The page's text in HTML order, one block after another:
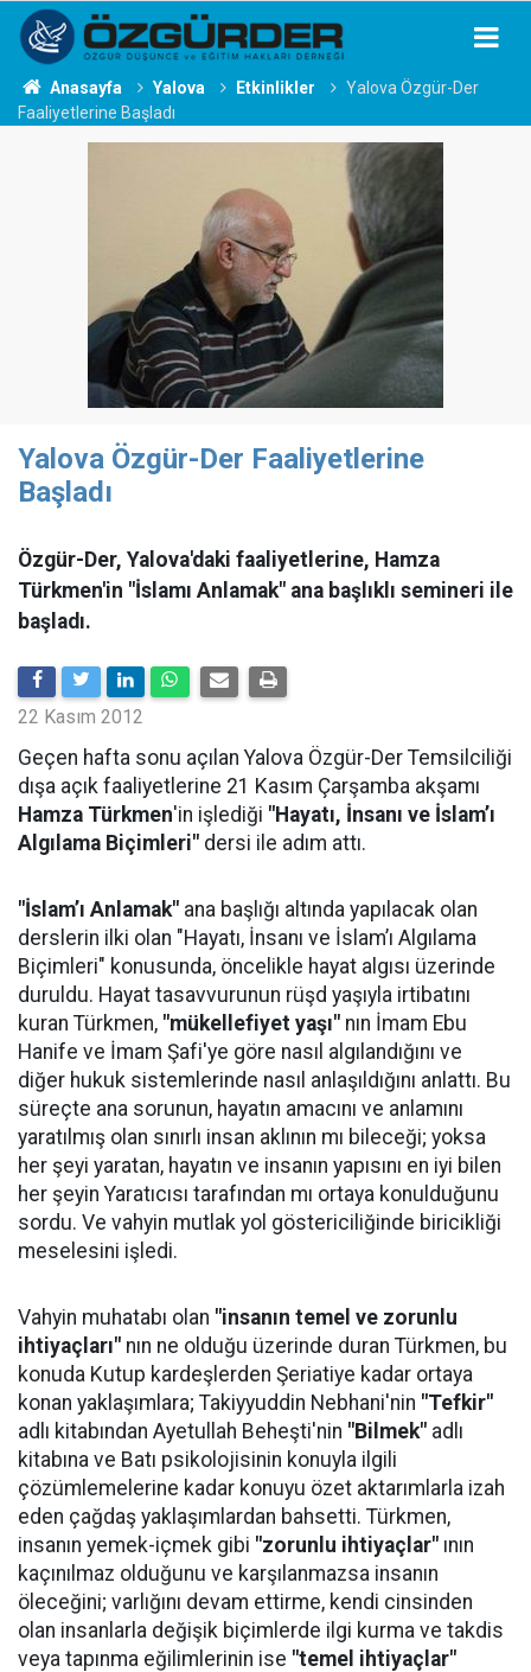
Anasayfa Yalova Etkinlikler
Yalova Özgür-Der
Faaliyetlerine Başladı
Yalova Özgür-Der Faaliyetlerine
Başladı
Özgür-Der, Yalova'daki faaliyetlerine, Hamza
Türkmen'in "İslamı Anlamak" ana başlıklı semineri ile
başladı.
22 Kasım 2012
Geçen hafta sonu açılan Yalova Özgür-Der Temsilciliği
dışa açık faaliyetlerine 21 Kasım Çarşamba akşamı
Hamza Türkmen'in işlediği "Hayatı, İnsanı ve İslam’ı
Algılama Biçimleri" dersi ile adım attı.
"İslam’ı Anlamak" ana başlığı altında yapılacak olan
derslerin ilki olan "Hayatı, İnsanı ve İslam’ı Algılama
Biçimleri" konusunda, öncelikle hayat algısı üzerinde
duruldu. Hayat tasavvurunun rüşd yaşıyla irtibatını
kuran Türkmen, "mükellefiyet yaşı" nın İmam Ebu
Hanife ve İmam Şafi'ye göre nasıl algılandığını ve
diğer hukuk sistemlerinde nasıl anlaşıldığını anlattı. Bu
süreçte ana sorunun, hayatın amacını ve anlamını
yaratılmış olan sınırlı insan aklının mı bileceği; yoksa
her şeyi yaratan, hayatın ve insanın yapısını en iyi bilen
her şeyin Yaratıcısı tarafından mı ortaya konulduğunu
sordu. Ve vahyin mutlak yol göstericiliğinde biricikliği
meselesini işledi.
Vahyin muhatabı olan "insanın temel ve zorunlu
ihtiyaçları" nın ne olduğu üzerinde duran Türkmen, bu
konuda Kutup kardeşlerden Şeriatiye kadar ortaya
konan yaklaşımlara; Takiyyuddin Nebhani'nin "Tefkir"
adlı kitabından Ayetullah Beheşti'nin "Bilmek" adlı
kitabına ve Batı psikolojisinin konuyla ilgili
çözümlemelerine kadar konuyu özet aktarımlarla izah
eden çağdaş yaklaşımlardan bahsetti. Türkmen,
insanın yemek-içmek gibi "zorunlu ihtiyaçlar" ının
kaçınılmaz olduğunu ve karşılanmazsa insanın
öleceğini; varlığını devam ettirme, kendi cinsinden
olan insanlarla değişik biçimlerde ilgi kurma ve takdis
veya tapınma eğilimlerinin ise "temel ihtiyaçlar"